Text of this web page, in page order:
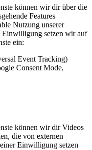
können wir dir über die
Features
Nutzung unserer
Einwilligung setzen wir auf
ein:
Event Tracking)
Consent Mode,
können wir dir Videos
die von externen
Einwilligung setzen